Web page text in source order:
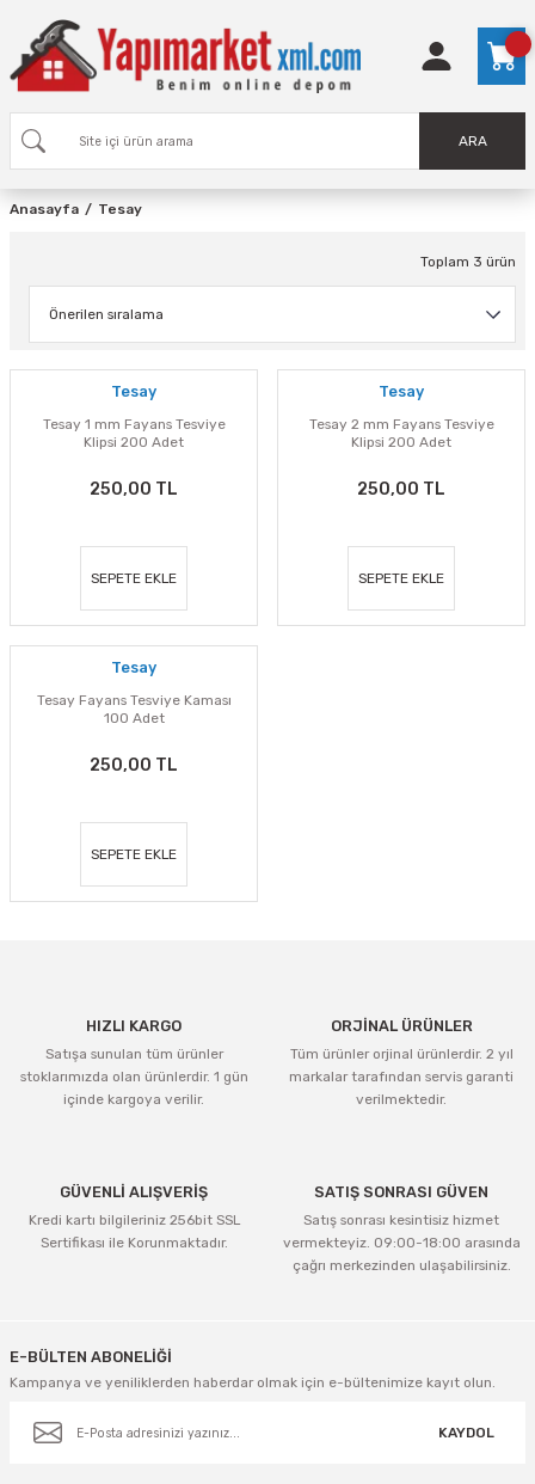
ARA
Anasayfa Tesay
Toplam 3 ürün
Tesay
Tesay 1 mm Fayans Tesviye
Klipsi 200 Adet
250,00 TL
SEPETE EKLE
Tesay
Tesay 2 mm Fayans Tesviye
Klipsi 200 Adet
250,00 TL
SEPETE EKLE
Tesay
Tesay Fayans Tesviye Kaması
100 Adet
250,00 TL
SEPETE EKLE
HIZLI KARGO
Satışa sunulan tüm ürünler
stoklarımızda olan ürünlerdir. 1 gün
içinde kargoya verilir.
ORJİNAL ÜRÜNLER
Tüm ürünler orjinal ürünlerdir. 2 yıl
markalar tarafından servis garanti
verilmektedir.
GÜVENLİ ALIŞVERİŞ
Kredi kartı bilgileriniz 256bit SSL
Sertifikası ile Korunmaktadır.
SATIŞ SONRASI GÜVEN
Satış sonrası kesintisiz hizmet
vermekteyiz. 09:00-18:00 arasında
çağrı merkezinden ulaşabilirsiniz.
E-BÜLTEN ABONELİĞİ
Kampanya ve yeniliklerden haberdar olmak için e-bültenimize kayıt olun.
KAYDOL